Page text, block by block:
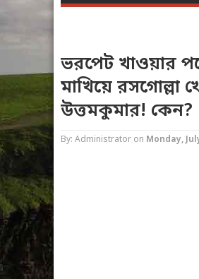
ভরপেট খাওয়ার
মাখিয়ে রসগোল্লা
উত্তমকুমার! কেন?
By: Administrator on Monday,